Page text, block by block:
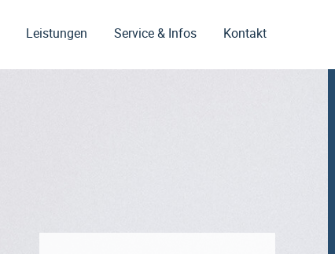
Leistungen Service & Infos Kontakt